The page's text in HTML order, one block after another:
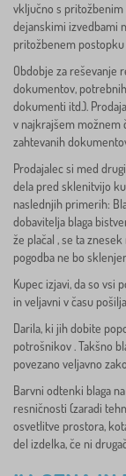
vključno s pritožbenim
dejanskimi izvedbami
pritožbenem
Obdobje za reševanje
dokumentov,
dokumenti itd.).
v najkrajšem možnem
zahtevanih
Prodajalec si med
dela pred sklenitvijo
naslednjih primerih:
dobavitelja blaga
že plačal , se ta
pogodba ne bo
Kupec izjavi, da so vsi
in veljavni v času
Darila, ki jih dobite
potrošnikov . Takšno
povezano veljavno
Barvni odtenki blaga
resničnosti (zaradi
osvetlitve prostora,
del izdelka, če ni